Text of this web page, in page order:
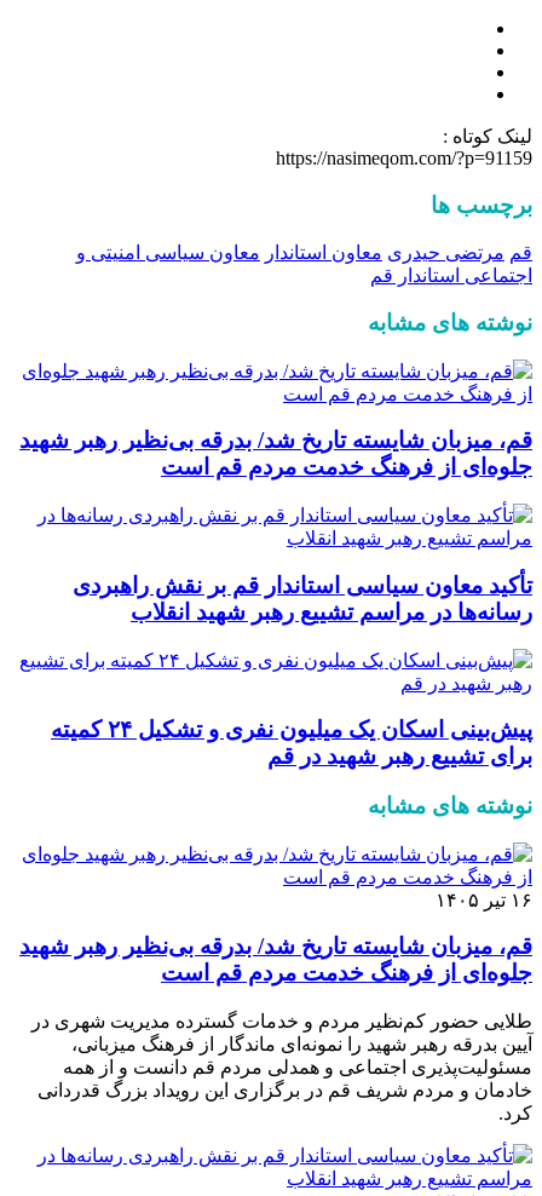
لینک کوتاه :
https://nasimeqom.com/?p=91159
برچسب ها
قم مرتضی حیدری معاون استاندار معاون سیاسی امنیتی و
اجتماعی استاندار قم
نوشته های مشابه
قم، میزبان شایسته تاریخ شد/ بدرقه بی‌نظیر رهبر شهید
جلوه‌ای از فرهنگ خدمت مردم قم است
تأکید معاون سیاسی‌ استاندار قم بر نقش راهبردی
رسانه‌ها در مراسم تشییع رهبر شهید انقلاب
پیش‌بینی اسکان یک میلیون نفری و تشکیل ۲۴ کمیته
برای تشییع رهبر شهید در قم
نوشته های مشابه
۱۶ تیر ۱۴۰۵
قم، میزبان شایسته تاریخ شد/ بدرقه بی‌نظیر رهبر شهید
جلوه‌ای از فرهنگ خدمت مردم قم است
طلایی حضور کم‌نظیر مردم و خدمات گسترده مدیریت شهری در
آیین بدرقه رهبر شهید را نمونه‌ای ماندگار از فرهنگ میزبانی،
مسئولیت‌پذیری اجتماعی و همدلی مردم قم دانست و از همه
خادمان و مردم شریف قم در برگزاری این رویداد بزرگ قدردانی
کرد.